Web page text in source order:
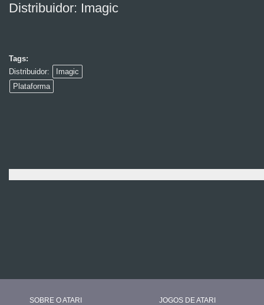
Distribuidor: Imagic
Tags:
Distribuidor:
Imagic
Plataforma
SOBRE O ATARI JOGOS DE ATARI